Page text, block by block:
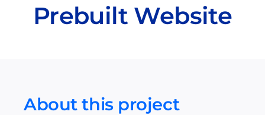
Prebuilt Website
About this project